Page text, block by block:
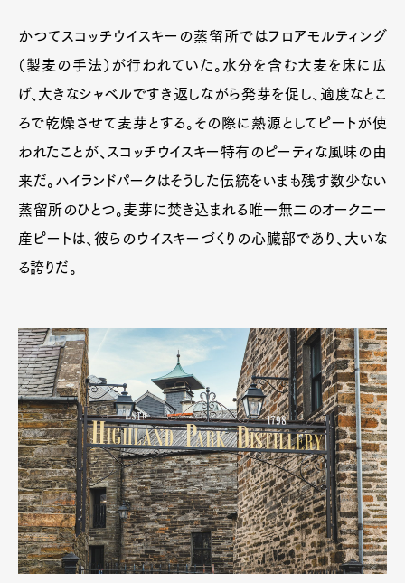
かつてスコッチウイスキーの蒸留所ではフロアモルティング
（製麦の手法）が行われていた。水分を含む大麦を床に広
げ、大きなシャベルですき返しながら発芽を促し、適度なとこ
ろで乾燥させて麦芽とする。その際に熱源としてピートが使
われたことが、スコッチウイスキー特有のピーティな風味の由
来だ。ハイランドパークはそうした伝統をいまも残す数少ない
蒸留所のひとつ。麦芽に焚き込まれる唯一無二のオークニー
産ピートは、彼らのウイスキーづくりの心臓部であり、大いな
る誇りだ。